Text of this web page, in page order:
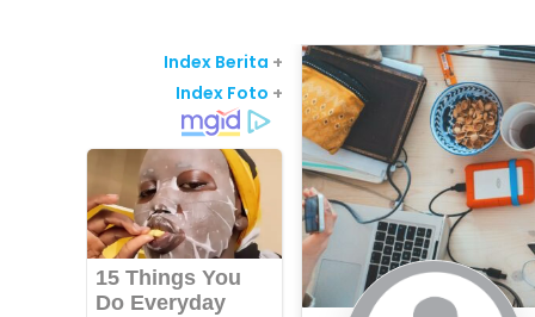
Index Berita +
Index Foto +